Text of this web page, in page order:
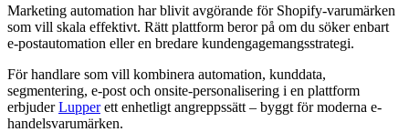
Marketing automation har blivit avgörande för Shopify-varumärken
som vill skala effektivt. Rätt plattform beror på om du söker enbart
e-postautomation eller en bredare kundengagemangsstrategi.
För handlare som vill kombinera automation, kunddata,
segmentering, e-post och onsite-personalisering i en plattform
erbjuderLupperett enhetligt angreppssätt – byggt för moderna e-
handelsvarumärken.